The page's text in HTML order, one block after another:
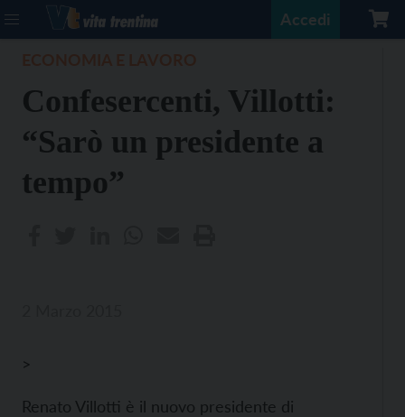
Accedi
Confesercenti, Villotti:
“Sarò un presidente a
tempo”
>
Renato Villotti è il nuovo presidente di